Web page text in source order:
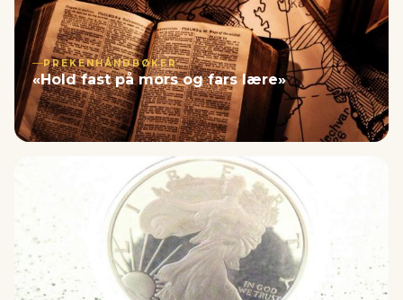
PREKENHÅNDBØKER
«Hold fast på mors og fars lære»